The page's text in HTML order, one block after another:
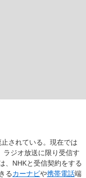
止されている。現在では
ラジオ放送に限り受信す
、NHKと受信契約をする
るカーナビや携帯電話端